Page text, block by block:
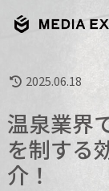
2025.06.18
温泉業界
を制する
介！